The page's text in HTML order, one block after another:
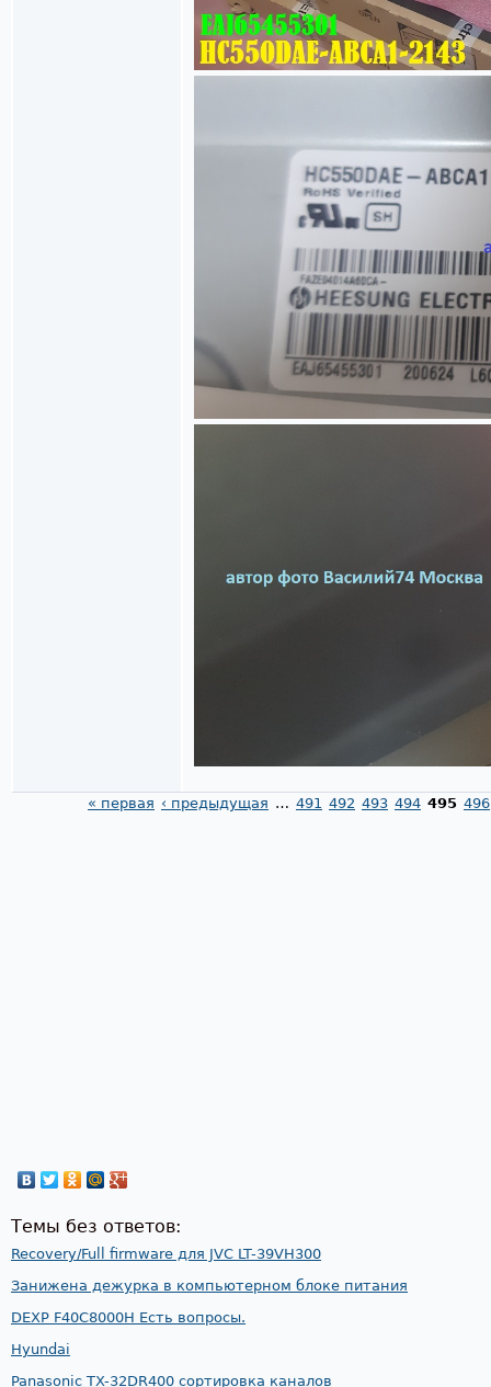
« первая ‹ предыдущая … 491 492 493 494 495 496
Темы без ответов:
Recovery/Full firmware для JVC LT-39VH300
Занижена дежурка в компьютерном блоке питания
DEXP F40C8000H Есть вопросы.
Hyundai
Panasonic TX-32DR400 сортировка каналов